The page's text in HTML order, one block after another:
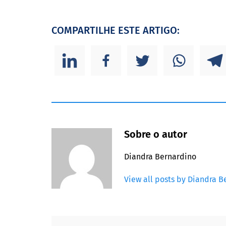
COMPARTILHE ESTE ARTIGO:
Sobre o autor
Diandra Bernardino
View all posts by Diandra